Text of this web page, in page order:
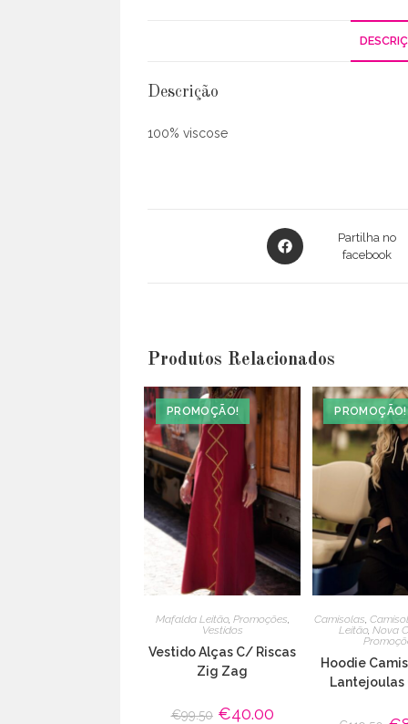
Descrição
100% viscose
Opens
in
Partilha no
facebook
Produtos Relacionados
PROMOÇÃO!
Mafalda Leitão, Promoções,
Vestidos
Vestido Alças C/ Riscas
Zig Zag
€99.50 O
€40.00O
PROMOÇÃO!
Camisolas,
Leitão, Nova
Hoodie
Lantejoulas